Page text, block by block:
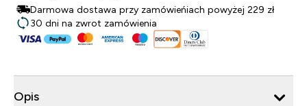
Darmowa dostawa przy zamówieńiach powyżej 229 zł
30 dni na zwrot zamówienia
Opis